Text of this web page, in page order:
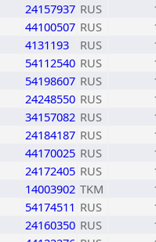
24157937 RUS
44100507 RUS
4131193 RUS
54112540 RUS
54198607 RUS
24248550 RUS
34157082 RUS
24184187 RUS
44170025 RUS
24172405 RUS
14003902 TKM
54174511 RUS
24160350 RUS